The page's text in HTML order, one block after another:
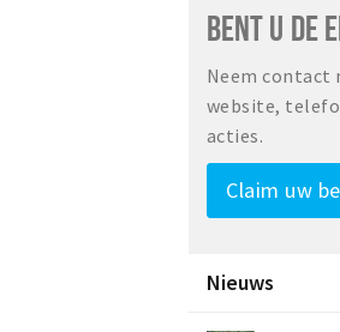
BENT U DE
Neem contact
website,
acties.
Claim uw
Nieuws